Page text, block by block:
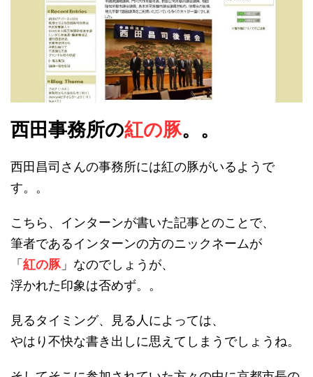
西田事務所の紅の豚。。
西田昌司さんの事務所には紅の豚がいるようで
す。。
こちら、インターンが書いた記事とのことで、
筆者であるインターンの方のニックネームが
「 紅の豚」なのでしょうが、
浮かれた印象は否めず。。
見るタイミング、見る人によっては、
やはり不快な書き出しに思えてしまうでしょうね。